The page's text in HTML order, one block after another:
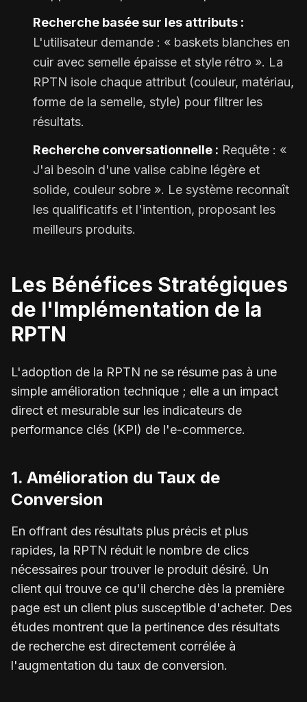
Recherche basée sur les attributs :
L'utilisateur demande : « baskets blanches en
cuir avec semelle épaisse et style rétro ». La
RPTN isole chaque attribut (couleur, matériau,
forme de la semelle, style) pour filtrer les
résultats.
Recherche conversationnelle : Requête : «
J'ai besoin d'une valise cabine légère et
solide, couleur sobre ». Le système reconnaît
les qualificatifs et l'intention, proposant les
meilleurs produits.
Les Bénéfices Stratégiques
de l'Implémentation de la
RPTN
L'adoption de la RPTN ne se résume pas à une
simple amélioration technique ; elle a un impact
direct et mesurable sur les indicateurs de
performance clés (KPI) de l'e-commerce.
1. Amélioration du Taux de
Conversion
En offrant des résultats plus précis et plus
rapides, la RPTN réduit le nombre de clics
nécessaires pour trouver le produit désiré. Un
client qui trouve ce qu'il cherche dès la première
page est un client plus susceptible d'acheter. Des
études montrent que la pertinence des résultats
de recherche est directement corrélée à
l'augmentation du taux de conversion.